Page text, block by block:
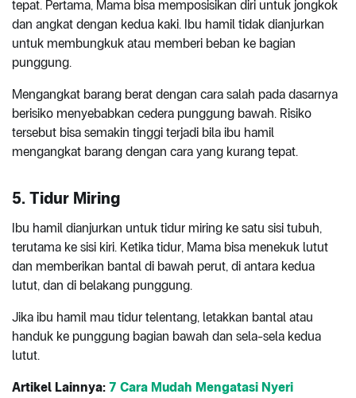
tepat. Pertama, Mama bisa memposisikan diri untuk jongkok
dan angkat dengan kedua kaki. Ibu hamil tidak dianjurkan
untuk membungkuk atau memberi beban ke bagian
punggung.
Mengangkat barang berat dengan cara salah pada dasarnya
berisiko menyebabkan cedera punggung bawah. Risiko
tersebut bisa semakin tinggi terjadi bila ibu hamil
mengangkat barang dengan cara yang kurang tepat.
5. Tidur Miring
Ibu hamil dianjurkan untuk tidur miring ke satu sisi tubuh,
terutama ke sisi kiri. Ketika tidur, Mama bisa menekuk lutut
dan memberikan bantal di bawah perut, di antara kedua
lutut, dan di belakang punggung.
Jika ibu hamil mau tidur telentang, letakkan bantal atau
handuk ke punggung bagian bawah dan sela-sela kedua
lutut.
Artikel Lainnya: 7 Cara Mudah Mengatasi Nyeri